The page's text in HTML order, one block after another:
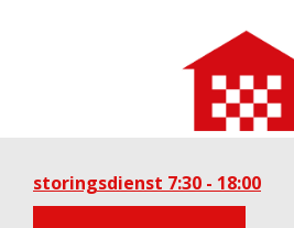
storingsdienst 7:30 - 18:00